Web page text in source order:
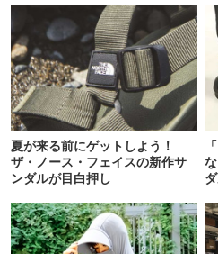
夏が来る前にゲットしよう！
ザ・ノース・フェイスの新作サ
ンダルが目白押し